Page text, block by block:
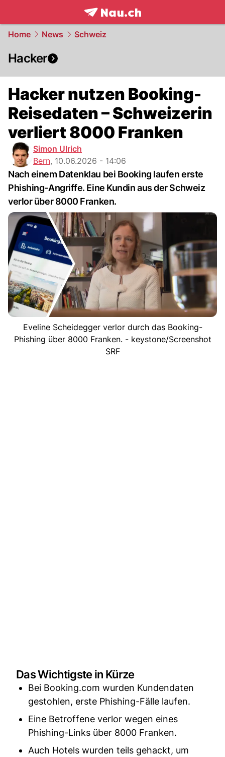
frontpage.NAU.ch
Home News Schweiz
Hacker
Hacker nutzen Booking-
Reisedaten – Schweizerin
verliert 8000 Franken
Simon Ulrich
Bern, 10.06.2026 - 14:06
Nach einem Datenklau bei Booking laufen erste
Phishing-Angriffe. Eine Kundin aus der Schweiz
verlor über 8000 Franken.
Eveline Scheidegger verlor durch das Booking-
Phishing über 8000 Franken. - keystone/Screenshot
SRF
Das Wichtigste in Kürze
Bei Booking.com wurden Kundendaten
gestohlen, erste Phishing-Fälle laufen.
Eine Betroffene verlor wegen eines
Phishing-Links über 8000 Franken.
Auch Hotels wurden teils gehackt, um